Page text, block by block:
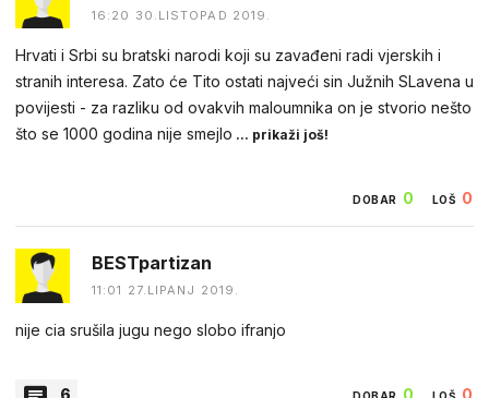
16:20 30.LISTOPAD 2019.
Hrvati i Srbi su bratski narodi koji su zavađeni radi vjerskih i
stranih interesa. Zato će Tito ostati najveći sin Južnih SLavena u
povijesti - za razliku od ovakvih maloumnika on je stvorio nešto
što se 1000 godina nije smejlo ... prikaži još!
DOBAR 0 LOŠ 0
BESTpartizan
11:01 27.LIPANJ 2019.
nije cia srušila jugu nego slobo ifranjo
6 0 0